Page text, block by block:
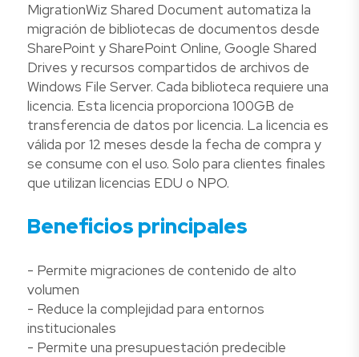
MigrationWiz Shared Document automatiza la
migración de bibliotecas de documentos desde
SharePoint y SharePoint Online, Google Shared
Drives y recursos compartidos de archivos de
Windows File Server. Cada biblioteca requiere una
licencia. Esta licencia proporciona 100GB de
transferencia de datos por licencia. La licencia es
válida por 12 meses desde la fecha de compra y
se consume con el uso. Solo para clientes finales
que utilizan licencias EDU o NPO.
Beneficios principales
- Permite migraciones de contenido de alto
volumen
- Reduce la complejidad para entornos
institucionales
- Permite una presupuestación predecible